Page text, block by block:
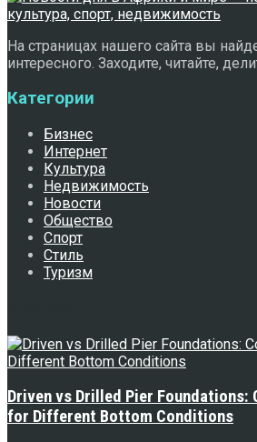
На страницах нашего сайта вы
интересного. Заходите, читайте,
Категории
Бизнес
Интернет
Культура
Недвижимость
Новости
Общество
Спорт
Стиль
Туризм
Driven vs Drilled Pier Foundations:
for Different Bottom Conditions